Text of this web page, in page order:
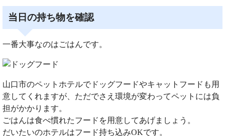
当日の持ち物を確認
一番大事なのはごはんです。
山口市のペットホテルでドッグフードやキャットフードも用
意してくれますが、ただでさえ環境が変わってペットには負
担がかかります。
ごはんは食べ慣れたフードを用意してあげましょう。
だいたいのホテルはフード持ち込みOKです。